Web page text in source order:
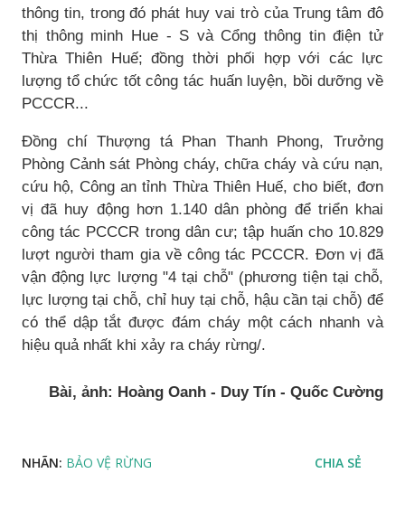
thông tin, trong đó phát huy vai trò của Trung tâm đô
thị thông minh Hue - S và Cổng thông tin điện tử
Thừa Thiên Huế; đồng thời phối hợp với các lực
lượng tổ chức tốt công tác huấn luyện, bồi dưỡng về
PCCCR...
Đồng chí Thượng tá Phan Thanh Phong, Trưởng
Phòng Cảnh sát Phòng cháy, chữa cháy và cứu nạn,
cứu hộ, Công an tỉnh Thừa Thiên Huế, cho biết, đơn
vị đã huy động hơn 1.140 dân phòng để triển khai
công tác PCCCR trong dân cư; tập huấn cho 10.829
lượt người tham gia về công tác PCCCR. Đơn vị đã
vận động lực lượng "4 tại chỗ" (phương tiện tại chỗ,
lực lượng tại chỗ, chỉ huy tại chỗ, hậu cần tại chỗ) để
có thể dập tắt được đám cháy một cách nhanh và
hiệu quả nhất khi xảy ra cháy rừng/.
Bài, ảnh: Hoàng Oanh - Duy Tín - Quốc Cường
NHÃN: BẢO VỆ RỪNG CHIA SẺ